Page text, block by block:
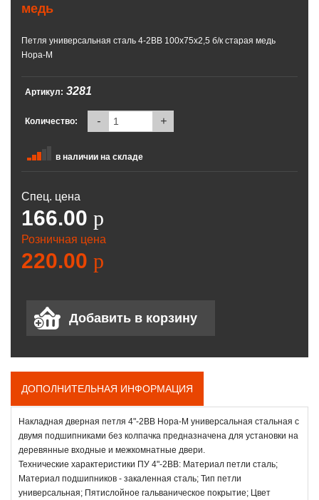
медь
Петля универсальная сталь 4-2ВВ 100х75х2,5 б/к старая медь
Нора-М
Артикул: 3281
Количество: - +
в наличии на складе
Спец. цена
166.00 p
Розничная цена
220.00 p
ДОПОЛНИТЕЛЬНАЯ ИНФОРМАЦИЯ
Накладная дверная петля 4"-2ВВ Нора-М универсальная стальная с
двумя подшипниками без колпачка предназначена для установки на
деревянные входные и межкомнатные двери.
Технические характеристики ПУ 4"-2ВВ: Материал петли сталь;
Материал подшипников - закаленная сталь; Тип петли
универсальная; Пятислойное гальваническое покрытие; Цвет